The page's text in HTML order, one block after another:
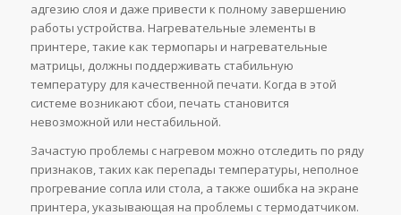
адгезию слоя и даже привести к полному завершению
работы устройства. Нагревательные элементы в
принтере, такие как термопары и нагревательные
матрицы, должны поддерживать стабильную
температуру для качественной печати. Когда в этой
системе возникают сбои, печать становится
невозможной или нестабильной.
Зачастую проблемы с нагревом можно отследить по ряду
признаков, таких как перепады температуры, неполное
прогревание сопла или стола, а также ошибка на экране
принтера, указывающая на проблемы с термодатчиком.